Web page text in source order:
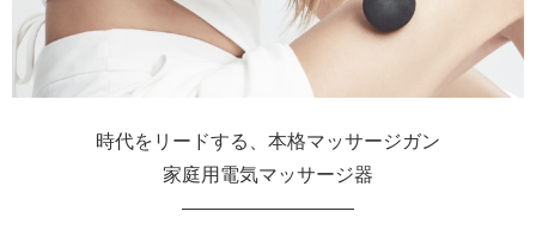
時代をリードする、本格マッサージガン
家庭用電気マッサージ器
―――――――――